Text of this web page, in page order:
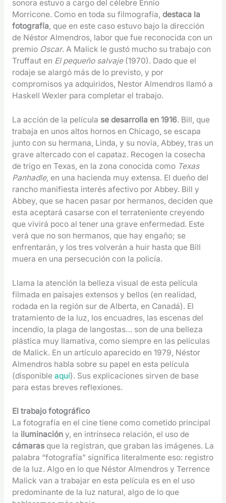
sonora estuvo a cargo del célebre Ennio
Morricone. Como en toda su filmografía, destaca la
fotografía, que en este caso estuvo bajo la dirección
de Néstor Almendros, labor que fue reconocida con un
premio Oscar. A Malick le gustó mucho su trabajo con
Truffaut en El pequeño salvaje(1970). Dado que el
rodaje se alargó más de lo previsto, y por
compromisos ya adquiridos, Nestor Almendros llamó a
Haskell Wexler para completar el trabajo.
La acción de la película se desarrolla en 1916. Bill, que
trabaja en unos altos hornos en Chicago, se escapa
junto con su hermana, Linda, y su novia, Abbey, tras un
grave altercado con el capataz. Recogen la cosecha
de trigo en Texas, en la zona conocida como Texas
Panhadle, en una hacienda muy extensa. El dueño del
rancho manifiesta interés afectivo por Abbey. Bill y
Abbey, que se hacen pasar por hermanos, deciden que
esta aceptará casarse con el terrateniente creyendo
que vivirá poco al tener una grave enfermedad. Este
verá que no son hermanos, que hay engaño; se
enfrentarán, y los tres volverán a huir hasta que Bill
muera en una persecución con la policía.
Llama la atención la belleza visual de esta película
filmada en paisajes extensos y bellos (en realidad,
rodada en la región sur de Alberta, en Canadá). El
tratamiento de la luz, los encuadres, las escenas del
incendio, la plaga de langostas… son de una belleza
plástica muy llamativa, como siempre en las películas
de Malick. En un artículo aparecido en 1979, Néstor
Almendros habla sobre su papel en esta película
(disponible aquí). Sus explicaciones sirven de base
para estas breves reflexiones.
El trabajo fotográfico
La fotografía en el cine tiene como cometido principal
la iluminación y, en intrínseca relación, el uso de
cámaras que la registran, que graban las imágenes. La
palabra “fotografía” significa literalmente eso: registro
de la luz. Algo en lo que Néstor Almendros y Terrence
Malick van a trabajar en esta película es en el uso
predominante de la luz natural, algo de lo que